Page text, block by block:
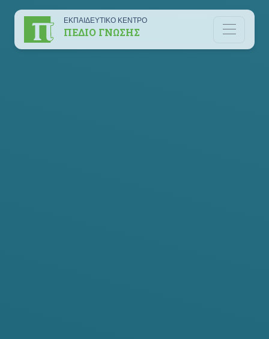
ΕΚΠΑΙΔΕΥΤΙΚΟ ΚΕΝΤΡΟ
ΠΕΔΙΟ ΓΝΩΣΗΣ